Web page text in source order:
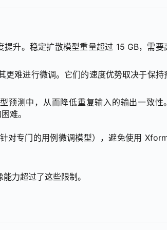
升。稳定扩散模型重量超过 15 GB，需要
难进行微调。它们的速度优势取决于保持
测中，从而降低重复输入的输出一致性
难。
对专门的用例微调模型），避免使用
力超过了这些限制。